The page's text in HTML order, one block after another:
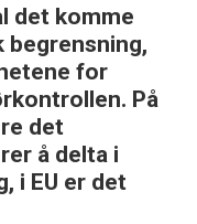
det komme
begrensning,
for
På
det
å delta i
i EU er det